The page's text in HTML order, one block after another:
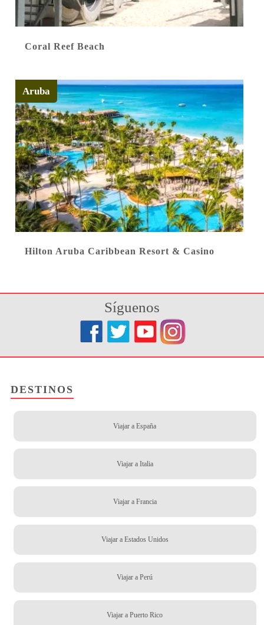
Coral Reef Beach
Aruba
Hilton Aruba Caribbean Resort & Casino
Síguenos
DESTINOS
Viajar a España
Viajar a Italia
Viajar a Francia
Viajar a Estados Unidos
Viajar a Perú
Viajar a Puerto Rico